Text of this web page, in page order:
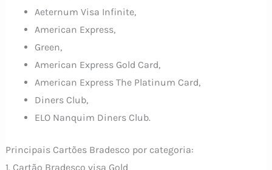
Aeternum Visa Infinite,
American Express,
Green,
American Express Gold Card,
American Express The Platinum Card,
Diners Club,
ELO Nanquim Diners Club.
Principais Cartões Bradesco por categoria:
1. Cartão Bradesco visa Gold